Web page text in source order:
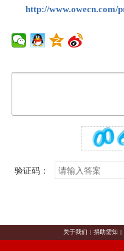
http://www.owecn.com/
验证码：
关于我们 | 捐助需知 |